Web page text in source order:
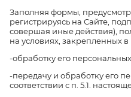
Заполняя формы,
регистрируясь на Сайте,
совершая иные действия),
на условиях, закрепленных
-обработку его
-передачу и обработку его
соответствии с п. 5.1.